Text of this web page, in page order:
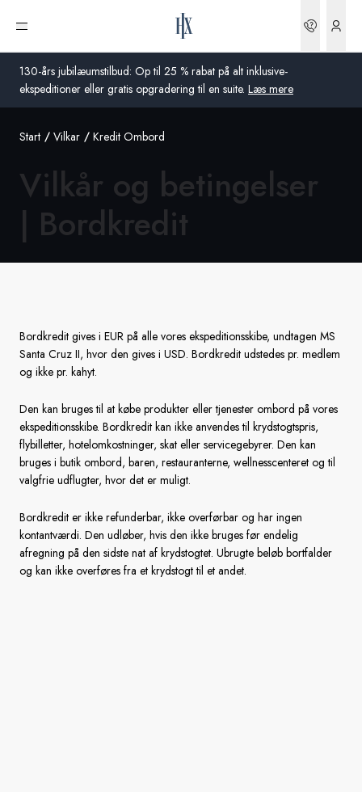
130-års jubilæumstilbud: Op til 25 % rabat på alt inklusive-
ekspeditioner eller gratis opgradering til en suite. Læs mere
Åbn menu
Danmark
Australien
Storbritannien
Frankrig
Danmark
Norge
Global
Start Vilkar Kredit Ombord
Vilkår og betingelser
| Bordkredit
Bordkredit gives i EUR på alle vores ekspeditionsskibe, undtagen MS
Santa Cruz II, hvor den gives i USD. Bordkredit udstedes pr. medlem
og ikke pr. kahyt.
Den kan bruges til at købe produkter eller tjenester ombord på vores
ekspeditionsskibe. Bordkredit kan ikke anvendes til krydstogtspris,
flybilletter, hotelomkostninger, skat eller servicegebyrer. Den kan
bruges i butik ombord, baren, restauranterne, wellnesscenteret og til
valgfrie udflugter, hvor det er muligt.
Bordkredit er ikke refunderbar, ikke overførbar og har ingen
kontantværdi. Den udløber, hvis den ikke bruges før endelig
afregning på den sidste nat af krydstogtet. Ubrugte beløb bortfalder
og kan ikke overføres fra et krydstogt til et andet.